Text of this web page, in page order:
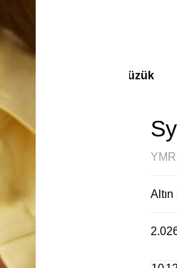
Symit Altın Kaplama Yüzük